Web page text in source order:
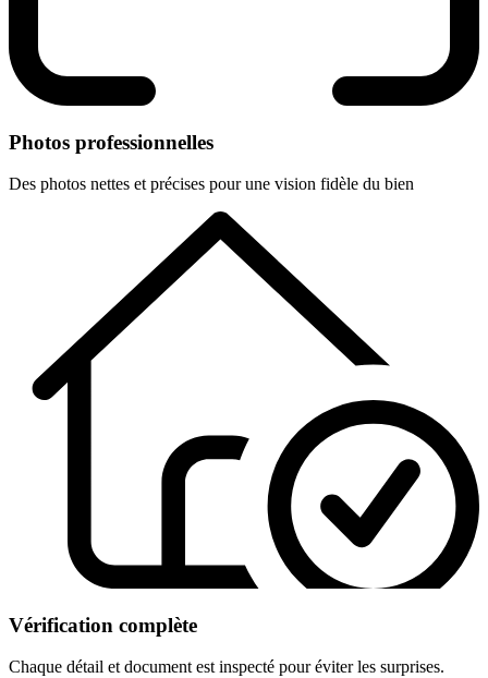
Photos professionnelles
Des photos nettes et précises pour une vision fidèle du bien
Vérification complète
Chaque détail et document est inspecté pour éviter les surprises.